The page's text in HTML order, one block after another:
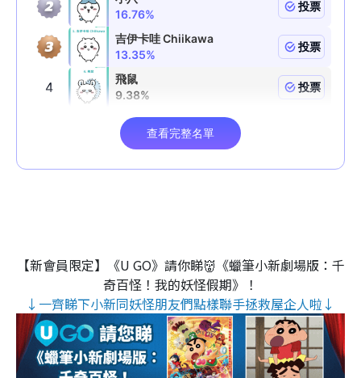
【新會員限定】《U GO》請你睇👹《蠟筆小新劇場版：千
奇百怪！我的妖怪假期》！
↓一齊睇下小新同妖怪朋友們點樣聯手拯救屋企人啦↓